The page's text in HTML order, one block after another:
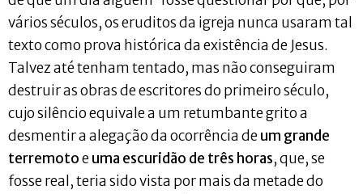
vários séculos, os eruditos da igreja nunca usaram tal
texto como prova histórica da existência de Jesus.
Talvez até tenham tentado, mas não conseguiram
destruir as obras de escritores do primeiro século,
cujo silêncio equivale a um retumbante grito a
desmentir a alegação da ocorrência deum grande
terremotoeuma escuridão de três horas, que, se
fosse real, teria sido vista por mais da metade do